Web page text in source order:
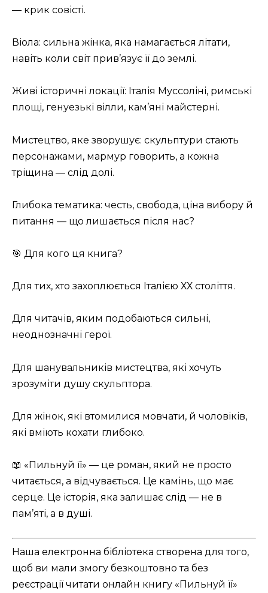
— крик совісті.
Віола: сильна жінка, яка намагається літати,
навіть коли світ прив’язує її до землі.
Живі історичні локації: Італія Муссоліні, римські
площі, генуезькі вілли, кам’яні майстерні.
Мистецтво, яке зворушує: скульптури стають
персонажами, мармур говорить, а кожна
тріщина — слід долі.
Глибока тематика: честь, свобода, ціна вибору й
питання — що лишається після нас?
🎯 Для кого ця книга?
Для тих, хто захоплюється Італією ХХ століття.
Для читачів, яким подобаються сильні,
неоднозначні герої.
Для шанувальників мистецтва, які хочуть
зрозуміти душу скульптора.
Для жінок, які втомилися мовчати, й чоловіків,
які вміють кохати глибоко.
📖 «Пильнуй її» — це роман, який не просто
читається, а відчувається. Це камінь, що має
серце. Це історія, яка залишає слід — не в
пам’яті, а в душі.
Наша електронна бібліотека створена для того,
щоб ви мали змогу безкоштовно та без
реєстрації читати онлайн книгу «Пильнуй її»